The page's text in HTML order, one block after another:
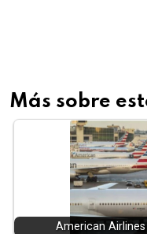
Más sobre
American